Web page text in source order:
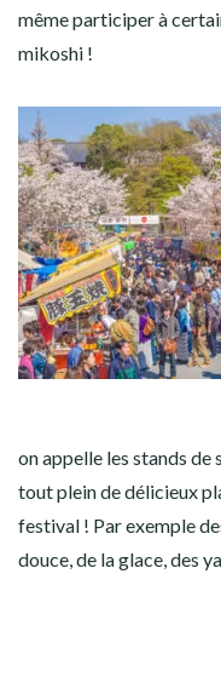
même participer à
mikoshi !
on appelle les stands
tout plein de délicieux
festival ! Par exemple
douce, de la glace, des